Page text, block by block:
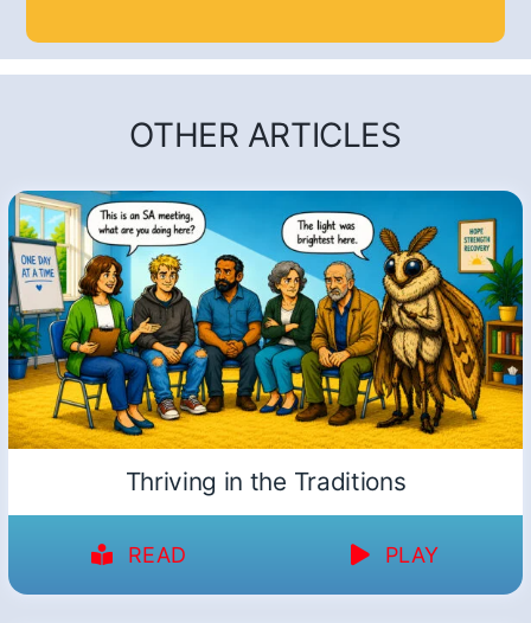
OTHER ARTICLES
Thriving in the Traditions
READ PLAY